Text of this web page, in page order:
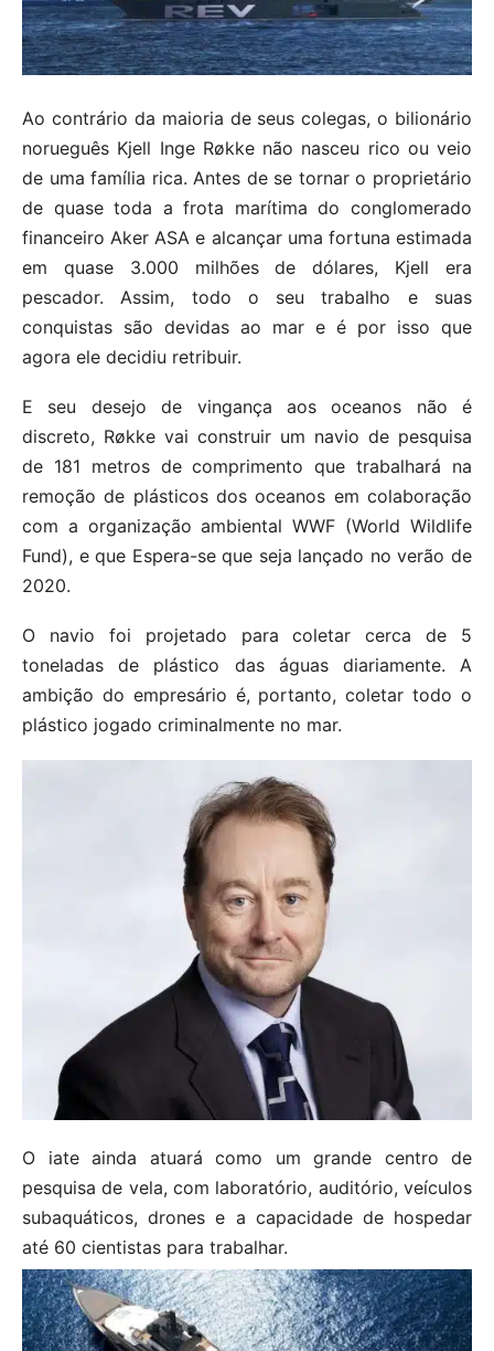
Ao contrário da maioria de seus colegas, o bilionário
norueguês Kjell Inge Røkke não nasceu rico ou veio
de uma família rica. Antes de se tornar o proprietário
de quase toda a frota marítima do conglomerado
financeiro Aker ASA e alcançar uma fortuna estimada
em quase 3.000 milhões de dólares, Kjell era
pescador. Assim, todo o seu trabalho e suas
conquistas são devidas ao mar e é por isso que
agora ele decidiu retribuir.
E seu desejo de vingança aos oceanos não é
discreto, Røkke vai construir um navio de pesquisa
de 181 metros de comprimento que trabalhará na
remoção de plásticos dos oceanos em colaboração
com a organização ambiental WWF (World Wildlife
Fund), e que Espera-se que seja lançado no verão de
2020.
O navio foi projetado para coletar cerca de 5
toneladas de plástico das águas diariamente. A
ambição do empresário é, portanto, coletar todo o
plástico jogado criminalmente no mar.
O iate ainda atuará como um grande centro de
pesquisa de vela, com laboratório, auditório, veículos
subaquáticos, drones e a capacidade de hospedar
até 60 cientistas para trabalhar.